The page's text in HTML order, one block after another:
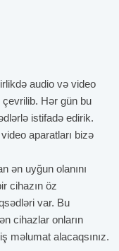
audio və video
çevrilib. Hər gün bu
istifadə edirik.
aparatları bizə
ən uyğun olanını
cihazın öz
var. Bu
cihazlar onların
məlumat alacaqsınız.